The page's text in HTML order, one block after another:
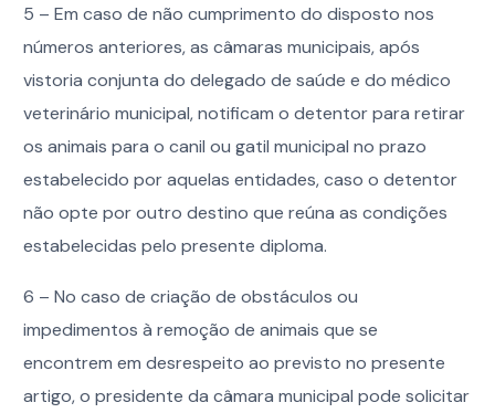
5 – Em caso de não cumprimento do disposto nos
números anteriores, as câmaras municipais, após
vistoria conjunta do delegado de saúde e do médico
veterinário municipal, notificam o detentor para retirar
os animais para o canil ou gatil municipal no prazo
estabelecido por aquelas entidades, caso o detentor
não opte por outro destino que reúna as condições
estabelecidas pelo presente diploma.
6 – No caso de criação de obstáculos ou
impedimentos à remoção de animais que se
encontrem em desrespeito ao previsto no presente
artigo, o presidente da câmara municipal pode solicitar